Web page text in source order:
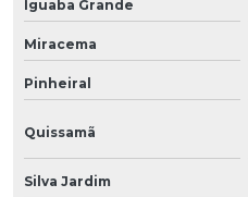
Iguaba Grande
Miracema
Pinheiral
Quissamã
Silva Jardim